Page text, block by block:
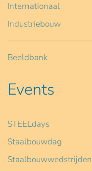
Internationaal
Industriebouw
Beeldbank
Events
STEELdays
Staalbouwdag
Staalbouwwedstrijden